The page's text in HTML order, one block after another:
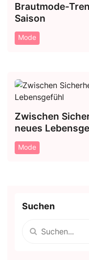
Brautmode-
Saison
Mode
Zwischen
neues
Mode
Suchen